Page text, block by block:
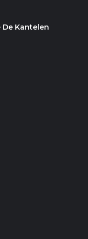
De Kantelen